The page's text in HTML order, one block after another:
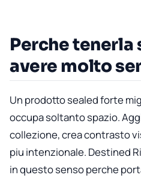
Perche tenerla
avere molto
Un prodotto sealed forte
occupa soltanto spazio.
collezione, crea contrasto
piu intenzionale. Destined
in questo senso perche